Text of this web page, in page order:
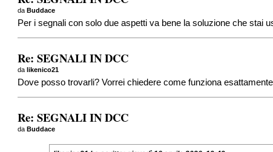
daBuddace
Per i segnali con solo due aspetti va bene la soluzione che stai
Re: SEGNALI IN DCC
dalikenico21
Dove posso trovarli? Vorrei chiedere come funziona
Re: SEGNALI IN DCC
daBuddace